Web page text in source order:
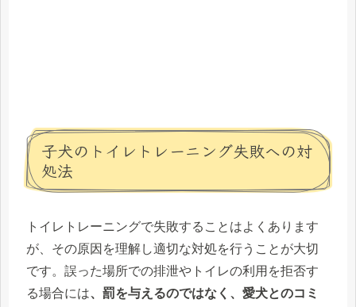
子犬のトイレトレーニング失敗への対
処法
トイレトレーニングで失敗することはよくあります
が、その原因を理解し適切な対処を行うことが大切
です。誤った場所での排泄やトイレの利用を拒否す
る場合には、罰を与えるのではなく、愛犬とのコミ